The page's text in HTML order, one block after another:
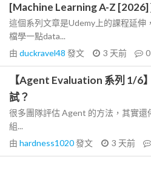
[Machine Learning A-Z [2026]
這個系列文章是Udemy上的課程延伸
檔學一點data...
由 duckravel48 發文 3 天前 0
【Agent Evaluation 系列 1/6
試？
很多團隊評估 Agent 的方法，其實
組...
由 hardness1020發文 3 天前